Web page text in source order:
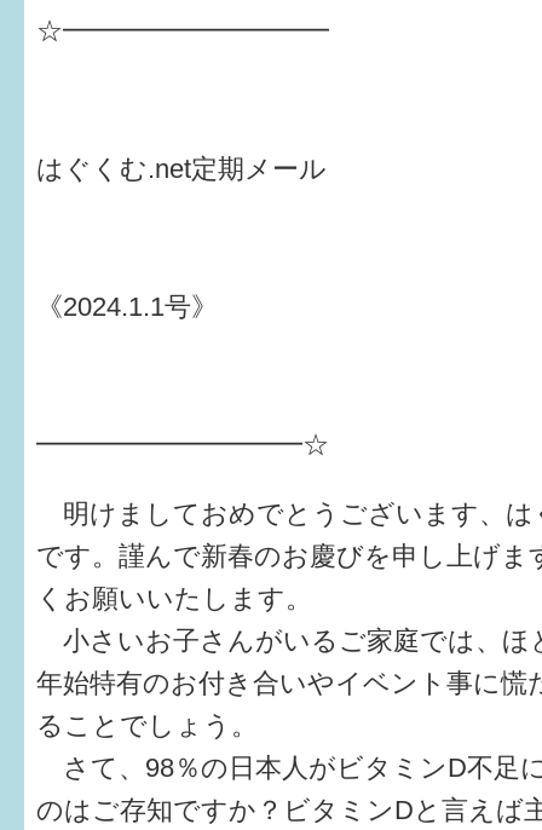
☆━━━━━━━━━━
はぐくむ.net定期メール
《2024.1.1号》
━━━━━━━━━━☆
明けましておめでとうございます、は
です。謹んで新春のお慶びを申し上げま
くお願いいたします。
小さいお子さんがいるご家庭では、ほ
年始特有のお付き合いやイベント事に慌
ることでしょう。
さて、98％の日本人がビタミンD不足
のはご存知ですか？ビタミンDと言えば
子どもを育てよう
健診・予防接種
子どもを預けたい
さまざまな支援
子育てカレンダー
妊娠
出産〜3か月
3か月〜6か月
6か月〜1歳
1歳〜3歳